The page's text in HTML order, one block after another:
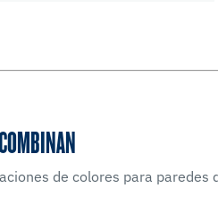
de colores para